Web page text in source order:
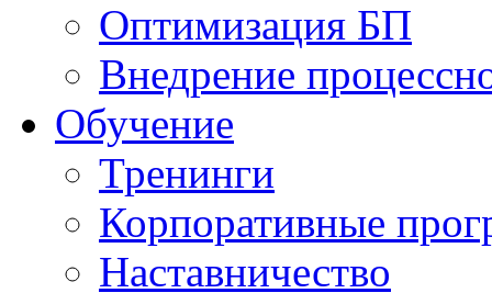
Оптимизация БП
Внедрение
Обучениe
Тренинги
Корпоративные
Наставничество